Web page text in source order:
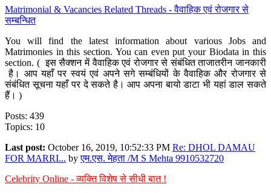
Matrimonial & Vacancies Related Threads - वैवाहिक एवं रोजगार से
सम्बन्धित
You will find the latest information about various Jobs and
Matrimonies in this section. You can even put your Biodata in this
section. ( इस सैक्शन में वैवाहिक एवं रोजगार से संबंधित ताजातरीन जानकारी
है। आप यहाँ पर स्वयं एवं अपने सगे सम्बंधियों के वैवाहिक और रोजगार से
संबंधित सूचना यहाँ पर दे सकते है। आप अपना बायो डाटा भी यहां डाल सकते
हैं। )
Posts: 439
Topics: 10
Last post: October 16, 2019, 10:52:33 PM Re: DHOL DAMAU
FOR MARRI... byएम.एस. मेहता /M S Mehta 9910532720
Celebrity Online - व्यक्ति विशेष से सीधी बात !